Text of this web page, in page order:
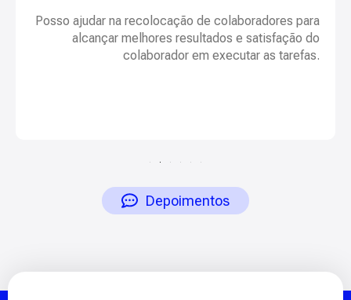
Posso ajudar na recolocação de colaboradores para
alcançar melhores resultados e satisfação do
colaborador em executar as tarefas.
Depoimentos